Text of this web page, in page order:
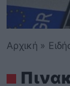
Αρχική »